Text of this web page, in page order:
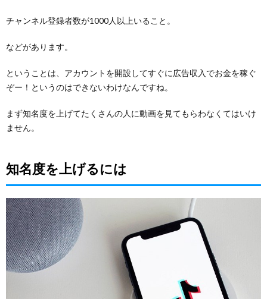
チャンネル登録者数が1000人以上いること。
などがあります。
ということは、アカウントを開設してすぐに広告収入でお金を稼ぐ
ぞー！というのはできないわけなんですね。
まず知名度を上げてたくさんの人に動画を見てもらわなくてはいけ
ません。
知名度を上げるには